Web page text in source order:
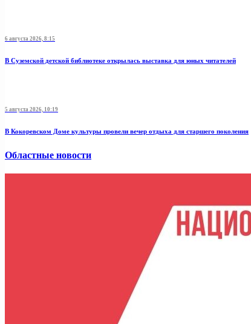
6 августа 2026, 8:15
В Суземской детской библиотеке открылась выставка для юных читателей
5 августа 2026, 10:19
В Кокоревском Доме культуры провели вечер отдыха для старшего поколения
Областные новости